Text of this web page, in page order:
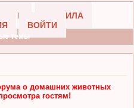
ПРАВИЛА
ВОЙТИ
темы
о домашних животных
гостям!